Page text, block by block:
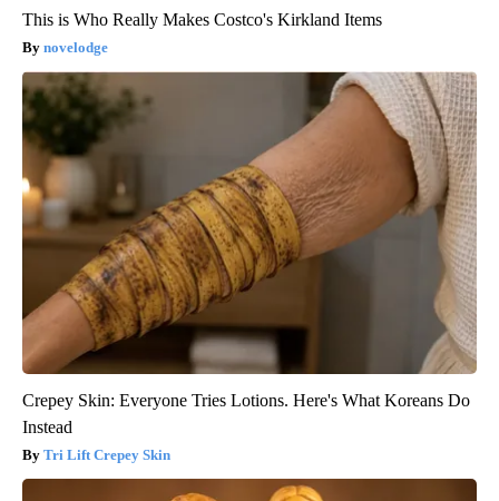
This is Who Really Makes Costco's Kirkland Items
novelodge
Crepey Skin: Everyone Tries Lotions. Here's What Koreans Do
Instead
Tri Lift Crepey Skin